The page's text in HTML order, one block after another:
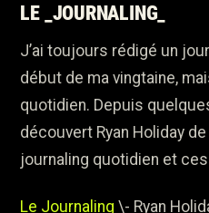
LE _JOURNALING_
J’ai toujours rédigé un
début de ma vingtaine,
quotidien. Depuis
découvert Ryan Holiday
journaling quotidien et
Le Journaling \- Ryan